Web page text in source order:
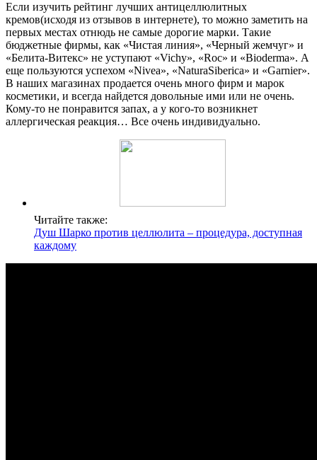
Если изучить рейтинг лучших антицеллюлитных
кремов(исходя из отзывов в интернете), то можно заметить на
первых местах отнюдь не самые дорогие марки. Такие
бюджетные фирмы, как «Чистая линия», «Черный жемчуг» и
«Белита-Витекс» не уступают «Vichy», «Roc» и «Bioderma». А
еще пользуются успехом «Nivea», «NaturaSiberica» и «Garnier».
В наших магазинах продается очень много фирм и марок
косметики, и всегда найдется довольные ими или не очень.
Кому-то не понравится запах, а у кого-то возникнет
аллергическая реакция… Все очень индивидуально.
Читайте также:
Душ Шарко против целлюлита – процедура, доступная
каждому